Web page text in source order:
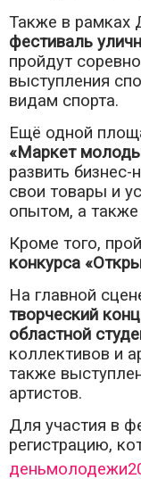
Также в рамках
фестиваль
пройдут
выступления
видам спорта.
Ещё одной
«Маркет
развить
свои товары и
опытом, а
Кроме того,
конкурса
На главной
творческий
областной
коллективов и
также
артистов.
Для участия в
регистрацию,